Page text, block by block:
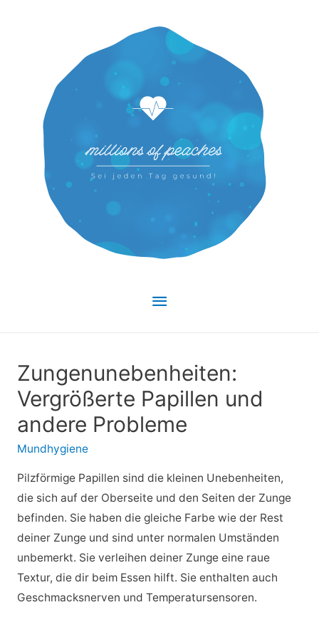
Hauptmenü
Zungenunebenheiten:
Vergrößerte Papillen und
andere Probleme
Mundhygiene
Pilzförmige Papillen sind die kleinen Unebenheiten,
die sich auf der Oberseite und den Seiten der Zunge
befinden. Sie haben die gleiche Farbe wie der Rest
deiner Zunge und sind unter normalen Umständen
unbemerkt. Sie verleihen deiner Zunge eine raue
Textur, die dir beim Essen hilft. Sie enthalten auch
Geschmacksnerven und Temperatursensoren.